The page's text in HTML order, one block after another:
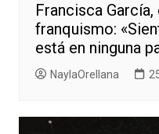
Francisca
franquismo:
está en ninguna
NaylaOrellana